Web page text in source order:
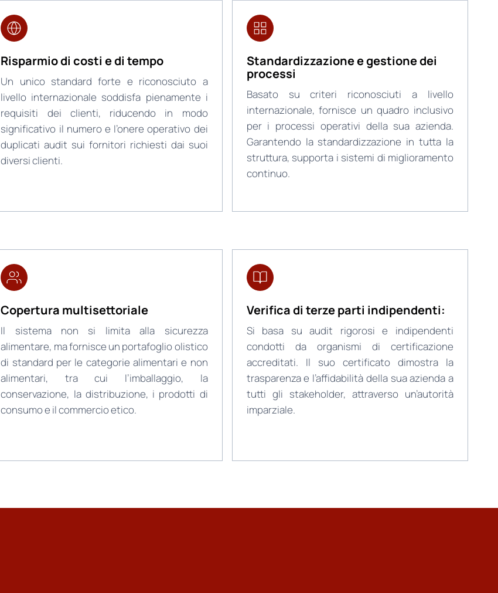
Risparmio di costi e di tempo
Un unico standard forte e riconosciuto a
livello internazionale soddisfa pienamente i
requisiti dei clienti, riducendo in modo
significativo il numero e l’onere operativo dei
duplicati audit sui fornitori richiesti dai suoi
diversi clienti.
Standardizzazione e gestione dei
processi
Basato su criteri riconosciuti a livello
internazionale, fornisce un quadro inclusivo
per i processi operativi della sua azienda.
Garantendo la standardizzazione in tutta la
struttura, supporta i sistemi di miglioramento
continuo.
Copertura multisettoriale
Il sistema non si limita alla sicurezza
alimentare, ma fornisce un portafoglio olistico
di standard per le categorie alimentari e non
alimentari, tra cui l’imballaggio, la
conservazione, la distribuzione, i prodotti di
consumo e il commercio etico.
Verifica di terze parti indipendenti:
Si basa su audit rigorosi e indipendenti
condotti da organismi di certificazione
accreditati. Il suo certificato dimostra la
trasparenza e l’affidabilità della sua azienda a
tutti gli stakeholder, attraverso un’autorità
imparziale.